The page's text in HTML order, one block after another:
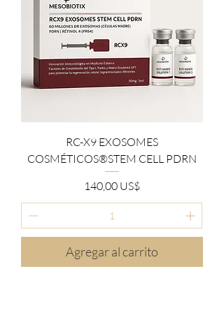
RC-X9 EXOSOMES
COSMÉTICOS®STEM CELL PDRN
Precio
140,00 US$
Agregar al carrito